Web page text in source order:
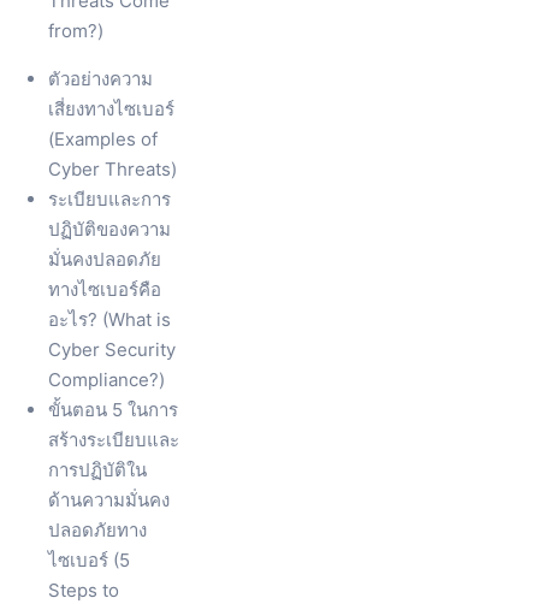
from?)
ตัวอย่างความ
เสี่ยงทางไซเบอร์
(Examples of
Cyber Threats)
ระเบียบและการ
ปฏิบัติของความ
มั่นคงปลอดภัย
ทางไซเบอร์คือ
อะไร? (What is
Cyber Security
Compliance?)
ขั้นตอน 5 ในการ
สร้างระเบียบและ
การปฏิบัติใน
ด้านความมั่นคง
ปลอดภัยทาง
ไซเบอร์ (5
Steps to